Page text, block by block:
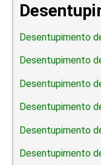
Desentupimento
Desentupimento
Desentupimento
Desentupimento
Desentupimento
Desentupimento